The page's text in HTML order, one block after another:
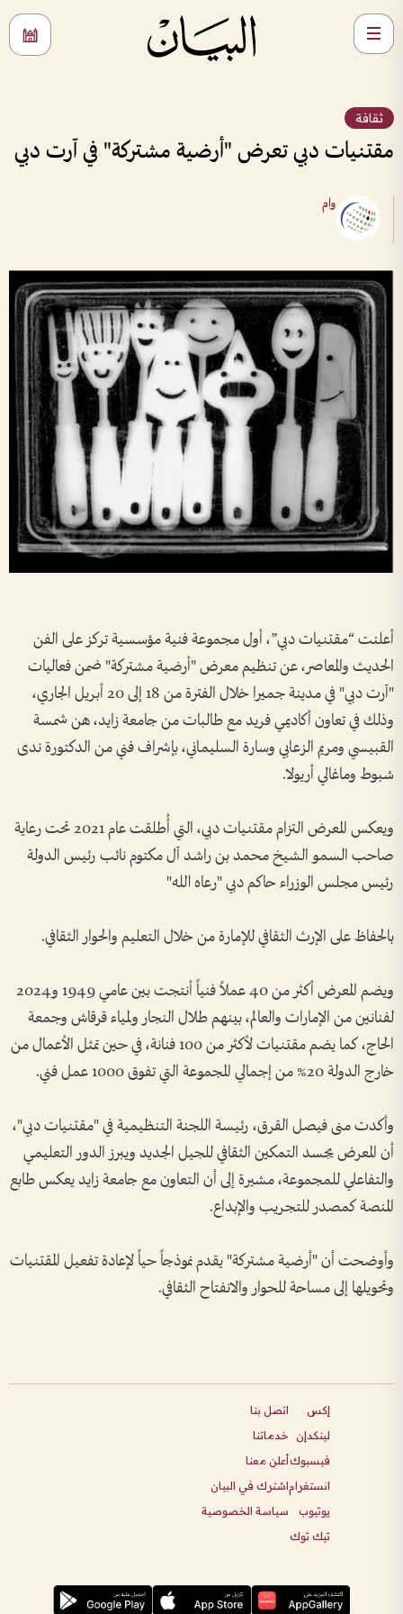
ثقافة
مقتنيات دبي تعرض "أرضية مشتركة" في آرت دبي
وام
أعلنت “مقتنيات دبي”، أول مجموعة فنية مؤسسية تركز على الفن
الحديث والمعاصر، عن تنظيم معرض "أرضية مشتركة" ضمن فعاليات
"آرت دبي" في مدينة جميرا خلال الفترة من 18 إلى 20 أبريل الجاري،
وذلك في تعاون أكاديمي فريد مع طالبات من جامعة زايد، هن شمسة
القبيسي ومريم الزعابي وسارة السليماني، بإشراف فني من الدكتورة ندى
شبوط وماغالي أريولا.
ويعكس المعرض التزام مقتنيات دبي، التي أُطلقت عام 2021 تحت رعاية
صاحب السمو الشيخ محمد بن راشد آل مكتوم نائب رئيس الدولة
رئيس مجلس الوزراء حاكم دبي "رعاه الله"
بالحفاظ على الإرث الثقافي للإمارة من خلال التعليم والحوار الثقافي.
ويضم المعرض أكثر من 40 عملاً فنياً أنتجت بين عامي 1949 و2024
لفنانين من الإمارات والعالم، بينهم طلال النجار ولمياء قرقاش وجمعة
الحاج، كما يضم مقتنيات لأكثر من 100 فنانة، في حين تمثل الأعمال من
خارج الدولة 20% من إجمالي المجموعة التي تفوق 1000 عمل فني.
وأكدت منى فيصل القرق، رئيسة اللجنة التنظيمية في "مقتنيات دبي"،
أن المعرض يجسد التمكين الثقافي للجيل الجديد ويبرز الدور التعليمي
والتفاعلي للمجموعة، مشيرة إلى أن التعاون مع جامعة زايد يعكس طابع
المنصة كمصدر للتجريب والإبداع.
وأوضحت أن "أرضية مشتركة" يقدم نموذجاً حياً لإعادة تفعيل المقتنيات
وتحويلها إلى مساحة للحوار والانفتاح الثقافي.
إكس
لينكدإن
فيسبوك
انستغرام
يوتيوب
تيك توك
اتصل بنا
خدماتنا
أعلن معنا
اشترك في البيان
سياسة الخصوصية